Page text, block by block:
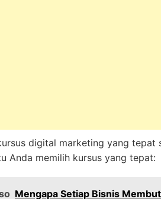
digital marketing yang
Anda memilih kursus yang tepat:
Mengapa Setiap Bisnis